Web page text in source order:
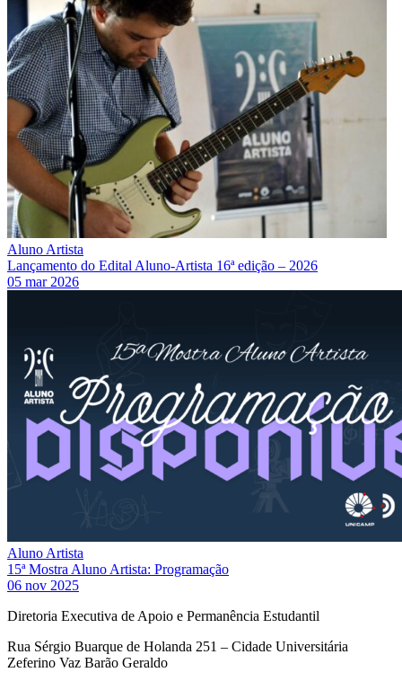
Aluno Artista
Lançamento do Edital Aluno-Artista 16ª edição – 2026
05 mar 2026
Aluno Artista
15ª Mostra Aluno Artista: Programação
06 nov 2025
Diretoria Executiva de Apoio e Permanência Estudantil
Rua Sérgio Buarque de Holanda 251 – Cidade Universitária
Zeferino Vaz Barão Geraldo